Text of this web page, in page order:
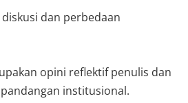
dan perbedaan
opini reflektif penulis dan
institusional.